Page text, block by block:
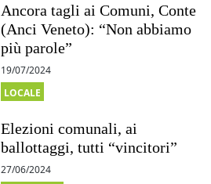
Ancora tagli ai Comuni, Conte
(Anci Veneto): “Non abbiamo
più parole”
19/07/2024
LOCALE
Elezioni comunali, ai
ballottaggi, tutti “vincitori”
27/06/2024